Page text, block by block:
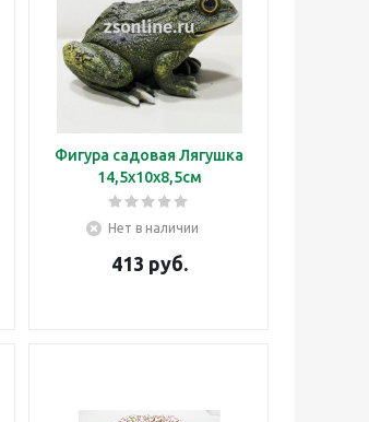
Фигура садовая Лягушка
14,5х10х8,5см
Нет в наличии
413 руб.